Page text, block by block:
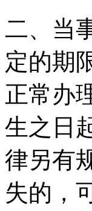
二、当
定的期
正常办
生之日
律另有
失的，